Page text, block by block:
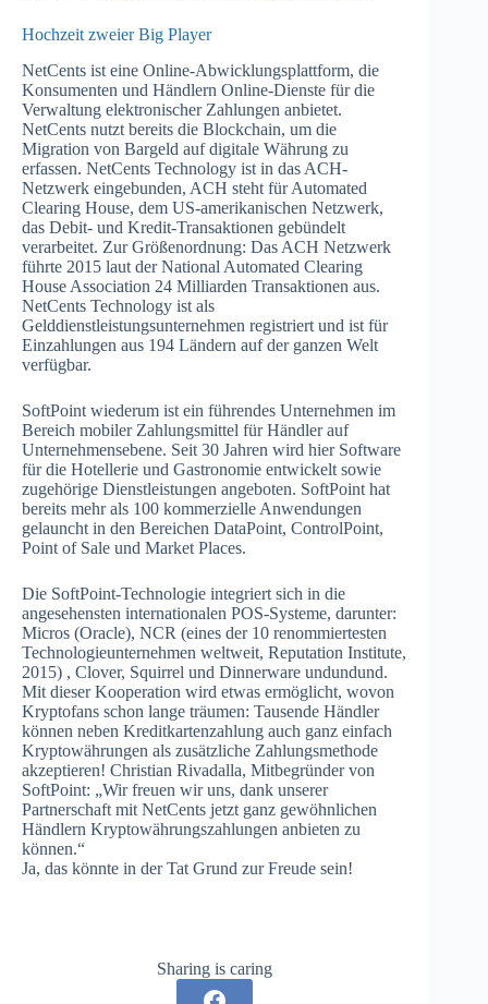
Hochzeit zweier Big Player
NetCents ist eine Online-Abwicklungsplattform, die
Konsumenten und Händlern Online-Dienste für die
Verwaltung elektronischer Zahlungen anbietet.
NetCents nutzt bereits die Blockchain, um die
Migration von Bargeld auf digitale Währung zu
erfassen. NetCents Technology ist in das ACH-
Netzwerk eingebunden, ACH steht für Automated
Clearing House, dem US-amerikanischen Netzwerk,
das Debit- und Kredit-Transaktionen gebündelt
verarbeitet. Zur Größenordnung: Das ACH Netzwerk
führte 2015 laut der National Automated Clearing
House Association 24 Milliarden Transaktionen aus.
NetCents Technology ist als
Gelddienstleistungsunternehmen registriert und ist für
Einzahlungen aus 194 Ländern auf der ganzen Welt
verfügbar.
SoftPoint wiederum ist ein führendes Unternehmen im
Bereich mobiler Zahlungsmittel für Händler auf
Unternehmensebene. Seit 30 Jahren wird hier Software
für die Hotellerie und Gastronomie entwickelt sowie
zugehörige Dienstleistungen angeboten. SoftPoint hat
bereits mehr als 100 kommerzielle Anwendungen
gelauncht in den Bereichen DataPoint, ControlPoint,
Point of Sale und Market Places.
Die SoftPoint-Technologie integriert sich in die
angesehensten internationalen POS-Systeme, darunter:
Micros (Oracle), NCR (eines der 10 renommiertesten
Technologieunternehmen weltweit, Reputation Institute,
2015) , Clover, Squirrel und Dinnerware undundund.
Mit dieser Kooperation wird etwas ermöglicht, wovon
Kryptofans schon lange träumen: Tausende Händler
können neben Kreditkartenzahlung auch ganz einfach
Kryptowährungen als zusätzliche Zahlungsmethode
akzeptieren! Christian Rivadalla, Mitbegründer von
SoftPoint: „Wir freuen wir uns, dank unserer
Partnerschaft mit NetCents jetzt ganz gewöhnlichen
Händlern Kryptowährungszahlungen anbieten zu
können.“
Ja, das könnte in der Tat Grund zur Freude sein!
Sharing is caring